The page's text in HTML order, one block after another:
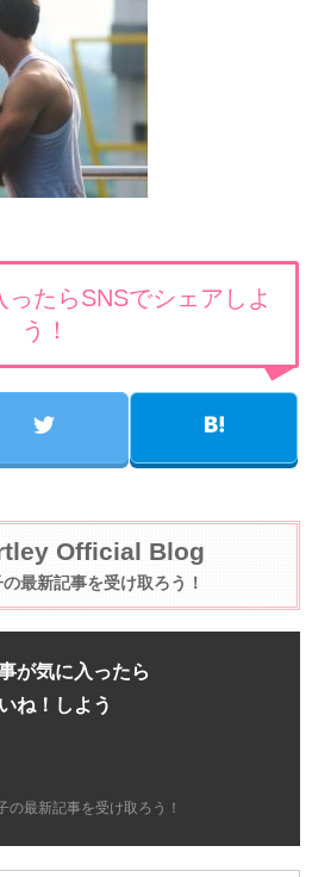
たらSNSでシェアしよ
う！
Official Blog
最新記事を受け取ろう！
が気に入ったら
ね！しよう
の最新記事を受け取ろう！